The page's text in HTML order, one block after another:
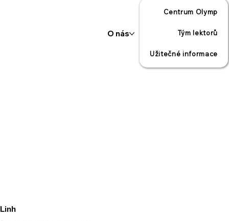
O nás
Centrum Olymp
Tým lektorů
Užitečné informace
Linh